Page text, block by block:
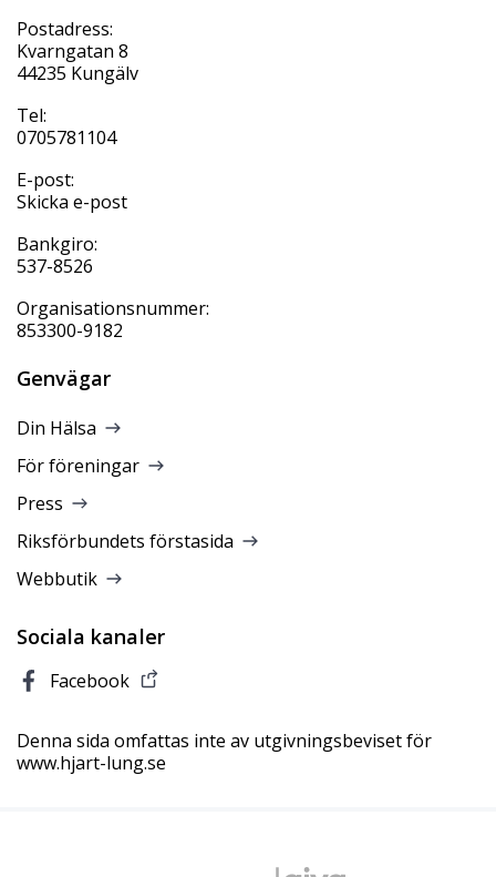
Postadress:
Kvarngatan 8
44235 Kungälv
Tel:
0705781104
E-post:
Skicka e-post
Bankgiro:
537-8526
Organisationsnummer:
853300-9182
Genvägar
Din Hälsa
För föreningar
Press
Riksförbundets förstasida
Webbutik
Sociala kanaler
Facebook
Denna sida omfattas inte av utgivningsbeviset för
www.hjart-lung.se